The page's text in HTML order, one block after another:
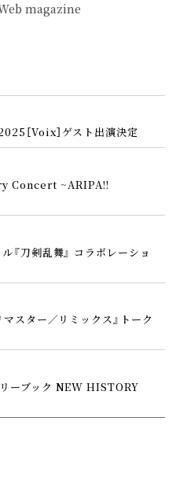
magazine
［Voix］ゲスト出演決定
Concert ~ARIPA!!
刀剣乱舞』 コラボレーショ
スター／リミックス』トーク
ーブック NEW HISTORY